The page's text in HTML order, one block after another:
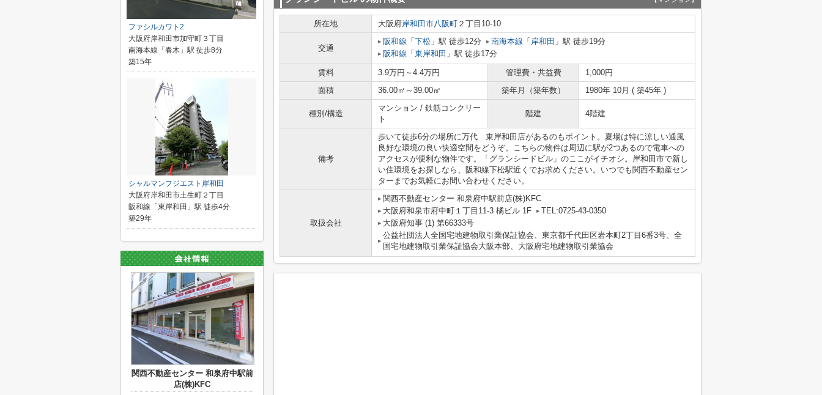
所在地 大阪府岸和田市八阪町 ２丁目10-10
交通
阪和線 「 下松 」駅 徒歩12分 南海本線 「 岸和田 」駅 徒歩19分
阪和線 「 東岸和田 」駅 徒歩17分
賃料 3.9万円～4.4万円 管理費・共益費
1,000円
面積
36.00㎡～39.00㎡ 築年月（築年数） 1980年 10月 ( 築45年 )
種別/構造
マンション / 鉄筋コンクリー
ト
階建 4階建
備考
歩いて徒歩6分の場所に万代 東岸和田店があるのもポイント。夏場は特に涼しい通風
良好な環境の良い快適空間をどうぞ。こちらの物件は周辺に駅が2つあるので電車への
アクセスが便利な物件です。「グランシードビル」のここがイチオシ。岸和田市で新し
い住環境をお探しなら、阪和線下松駅近くでお求めください。いつでも関西不動産セン
ターまでお気軽にお問い合わせください。
取扱会社
関西不動産センター 和泉府中駅前店(株)KFC
大阪府和泉市府中町１丁目11-3 橘ビル 1F
TEL:0725-43-0350
大阪府知事 (1) 第66333号
公益社団法人全国宅地建物取引業保証協会、東京都千代田区岩本町2丁目6番3号、全
国宅地建物取引業保証協会大阪本部、大阪府宅地建物取引業協会
ファシルカワト2
大阪府岸和田市加守町３丁目
南海本線「春木」駅 徒歩8分
築15年
シャルマンフジエスト岸和田
大阪府岸和田市土生町２丁目
阪和線「東岸和田」駅 徒歩4分
築29年
関西不動産センター 和泉府中駅前
店(株)KFC